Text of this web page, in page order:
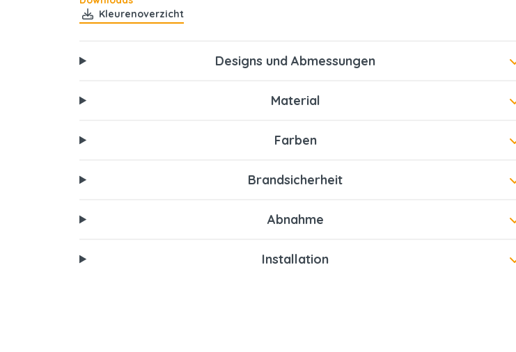
Kleurenoverzicht
Designs und Abmessungen
Material
Farben
Brandsicherheit
Abnahme
Installation